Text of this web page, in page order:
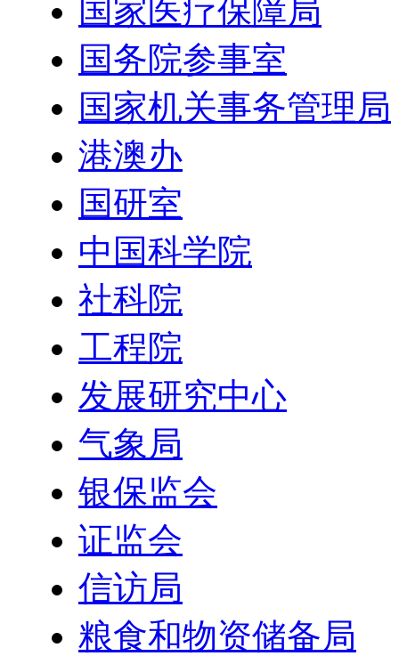
国家医疗保障局
国务院参事室
国家机关事务管理局
港澳办
国研室
中国科学院
社科院
工程院
发展研究中心
气象局
银保监会
证监会
信访局
粮食和物资储备局